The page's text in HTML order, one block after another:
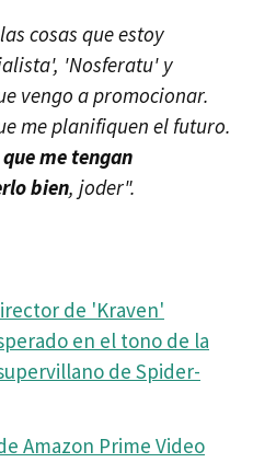
cosas que estoy
'Nosferatu' y
vengo a promocionar.
me planifiquen el futuro.
me tengan
bien, joder".
de 'Kraven'
en el tono de la
de Spider-
Amazon Prime Video